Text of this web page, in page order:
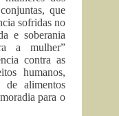
que
sofridas no
e soberania
a mulher”
contra as
humanos,
de alimentos
para o